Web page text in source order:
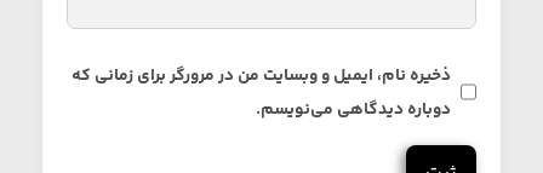
ذخیره نام، ایمیل و وبسایت من در مرورگر برای زمانی که
دوباره دیدگاهی می‌نویسم.